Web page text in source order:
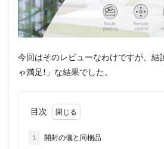
今回はそのレビューなわけですが、結
ゃ満足!」な結果でした。
目次
1 開封の儀と同梱品